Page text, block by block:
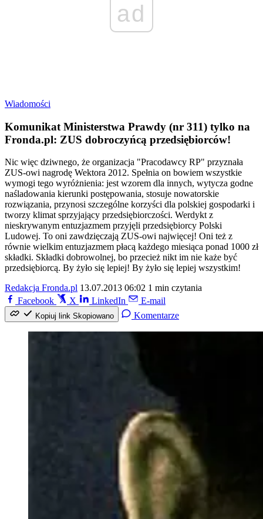
ad
Wiadomości
Komunikat Ministerstwa Prawdy (nr 311) tylko na
Fronda.pl: ZUS dobroczyńcą przedsiębiorców!
Nic więc dziwnego, że organizacja "Pracodawcy RP" przyznała
ZUS-owi nagrodę Wektora 2012. Spełnia on bowiem wszystkie
wymogi tego wyróżnienia: jest wzorem dla innych, wytycza godne
naśladowania kierunki postępowania, stosuje nowatorskie
rozwiązania, przynosi szczególne korzyści dla polskiej gospodarki i
tworzy klimat sprzyjający przedsiębiorczości. Werdykt z
nieskrywanym entuzjazmem przyjęli przedsiębiorcy Polski
Ludowej. To oni zawdzięczają ZUS-owi najwięcej! Oni też z
równie wielkim entuzjazmem płacą każdego miesiąca ponad 1000 zł
składki. Składki dobrowolnej, bo przecież nikt im nie każe być
przedsiębiorcą. By żyło się lepiej! By żyło się lepiej wszystkim!
Redakcja Fronda.pl 13.07.2013 06:02 1 min czytania
Facebook
X LinkedIn E-mail
Kopiuj link Skopiowano Komentarze